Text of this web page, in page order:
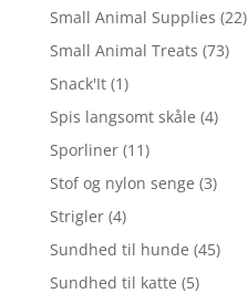
Small Animal Supplies (22)
Small Animal Treats (73)
Snack'It (1)
Spis langsomt skåle (4)
Sporliner (11)
Stof og nylon senge (3)
Strigler (4)
Sundhed til hunde (45)
Sundhed til katte (5)